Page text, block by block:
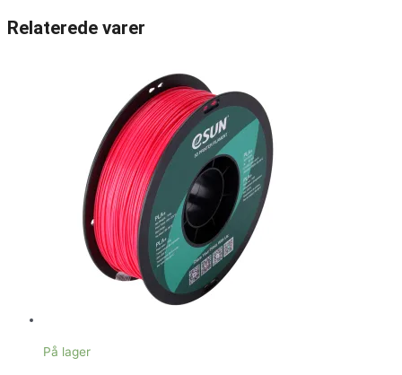
Relaterede varer
På lager